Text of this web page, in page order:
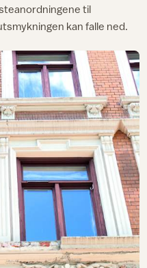
til
kan falle ned.